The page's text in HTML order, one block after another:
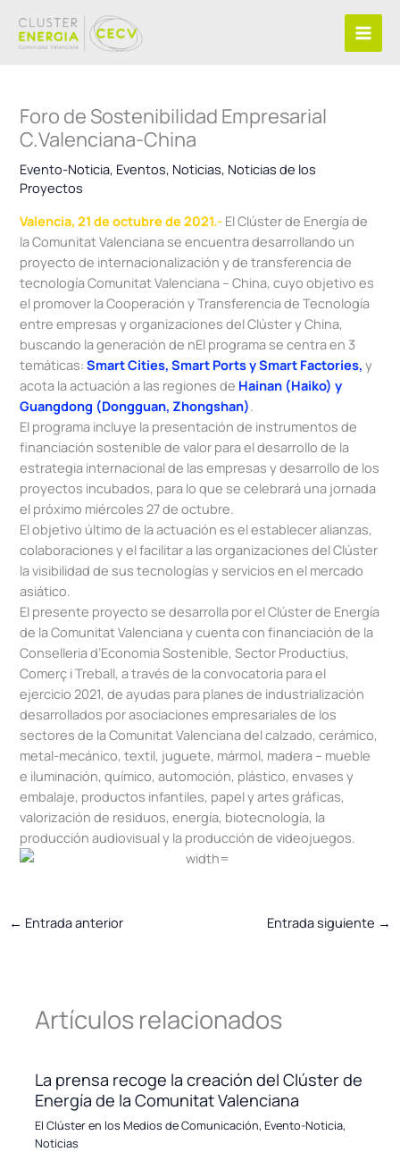
contenido
Foro de Sostenibilidad Empresarial
C.Valenciana-China
Evento-Noticia, Eventos, Noticias, Noticias de los
Proyectos
Valencia, 21 de octubre de 2021.- El Clúster de Energía de
la Comunitat Valenciana se encuentra desarrollando un
proyecto de internacionalización y de transferencia de
tecnología Comunitat Valenciana – China, cuyoobjetivo es
el promover laCooperación y Transferencia de Tecnología
entre empresas y organizaciones del Clúster y China,
buscando la generación de nEl programa se centra en 3
temáticas:Smart Cities, Smart Ports y Smart Factories, y
acota la actuación a las regiones de Hainan (Haiko) y
Guangdong (Dongguan, Zhongshan).
El programa incluye la presentación de instrumentos de
financiación sostenible de valor para el desarrollo de la
estrategia internacional de las empresas y desarrollo de los
proyectos incubados, para lo que se celebrará una jornada
el próximo miércoles 27 de octubre.
El objetivo último de la actuación es el establecer alianzas,
colaboraciones y el facilitar a las organizaciones del Clúster
la visibilidad de sus tecnologías y servicios en el mercado
asiático.
El presente proyecto se desarrolla por el Clúster de Energía
de la Comunitat Valenciana y cuenta con financiación de la
Conselleria d’Economia Sostenible, Sector Productius,
Comerç i Treball, a través de la convocatoria para el
ejercicio 2021, de ayudas para planes de industrialización
desarrollados por asociaciones empresariales de los
sectores de la Comunitat Valenciana del calzado, cerámico,
metal-mecánico, textil, juguete, mármol, madera – mueble
e iluminación, químico, automoción, plástico, envases y
embalaje, productos infantiles, papel y artes gráficas,
valorización de residuos, energía, biotecnología, la
producción audiovisual y la producción de videojuegos.
← Entrada anterior Entrada siguiente →
Artículos relacionados
La prensa recoge la creación del Clúster de
Energía de la Comunitat Valenciana
El Clúster en los Medios de Comunicación,Evento-Noticia,
Noticias